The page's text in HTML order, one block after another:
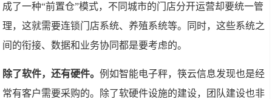
成了一种“前置仓”模式，不同城市的门店分开运营却要统一管
理，这就需要连锁门店系统、养殖系统等。同时，这些系统之
间的衔接、数据和业务协同都是要考虑的。
除了软件，还有硬件。例如智能电子秤，筷云信息发现也是经
常有客户需要采购的。除了软硬件设施的建设，团队建设也非